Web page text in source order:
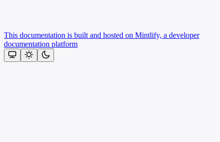
This documentation is built and hosted on Mintlify, a developer
documentation platform